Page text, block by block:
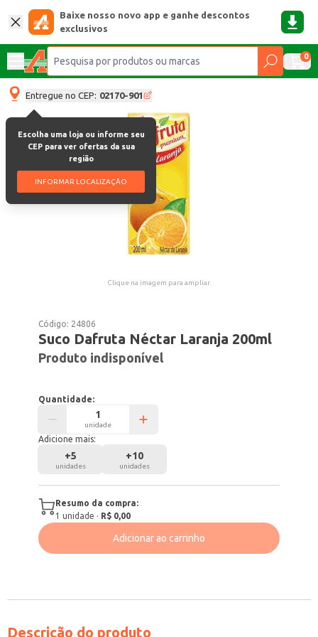
Baixe nosso novo app e ganhe descontos
exclusivos
0
Entregue no CEP: 02170-901
Escolha uma loja ou informe seu
CEP para ver ofertas da sua
região
INFORMAR LOCALIZAÇÃO
Clique na imagem para ampliar.
Código: 24806
Suco Dafruta Néctar Laranja 200ml
Produto indisponível
Quantidade:
unidade
Adicione mais:
+5
unidades
+10
unidades
Resumo da compra:
1 unidade · R$ 0,00
Adicionar ao carrinho
Descrição do produto